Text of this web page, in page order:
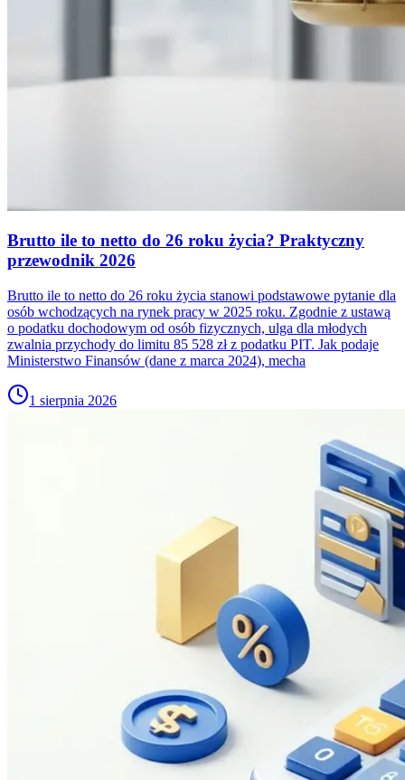
Brutto ile to netto do 26 roku życia? Praktyczny
przewodnik 2026
Brutto ile to netto do 26 roku życia stanowi podstawowe pytanie dla
osób wchodzących na rynek pracy w 2025 roku. Zgodnie z ustawą
o podatku dochodowym od osób fizycznych, ulga dla młodych
zwalnia przychody do limitu 85 528 zł z podatku PIT. Jak podaje
Ministerstwo Finansów (dane z marca 2024), mecha
1 sierpnia 2026